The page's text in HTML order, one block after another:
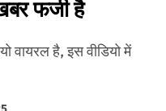
फर्जी है